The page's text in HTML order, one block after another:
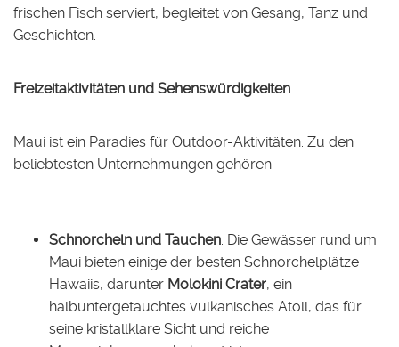
frischen Fisch serviert, begleitet von Gesang, Tanz und
Geschichten.
Freizeitaktivitäten und Sehenswürdigkeiten
Maui ist ein Paradies für Outdoor-Aktivitäten. Zu den
beliebtesten Unternehmungen gehören:
Schnorcheln und Tauchen: Die Gewässer rund um
Maui bieten einige der besten Schnorchelplätze
Hawaiis, darunter Molokini Crater, ein
halbuntergetauchtes vulkanisches Atoll, das für
seine kristallklare Sicht und reiche